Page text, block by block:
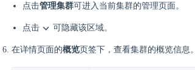
点击管理集群可进入当前集群的管理页面。
点击 可隐藏该区域。
在详情页面的概览页签下，查看集群的概览信息。